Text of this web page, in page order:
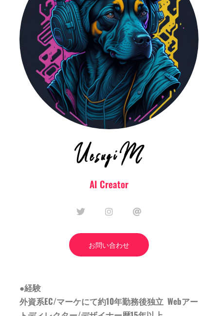
AI Creator
w
r
n
g
r
t
お問い合わせ
●経験
外資系EC/マーケにて約10年勤務後独立 Webアー